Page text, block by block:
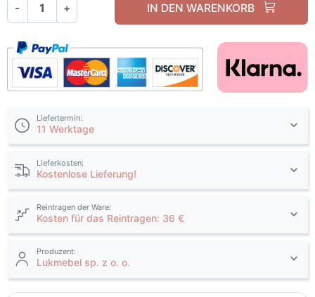
- + IN DEN WARENKORB
Liefertermin:
11 Werktage
Lieferkosten:
Kostenlose Lieferung!
Reintragen der Ware:
Kosten für das Reintragen: 36 €
Produzent:
Lukmebel sp. z o. o.